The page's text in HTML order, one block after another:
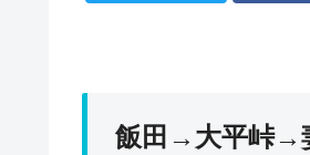
飯田→大平峠→